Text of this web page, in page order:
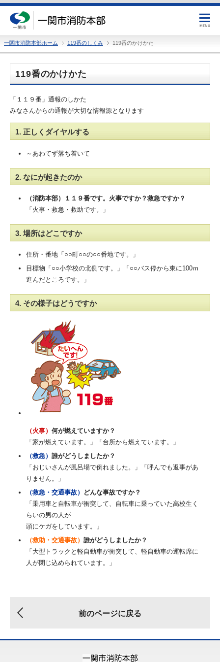
一関市消防本部ホーム 119番のしくみ 119番のかけかた
119番のかけかた
「１１９番」通報のしかた
みなさんからの通報が大切な情報源となります
1. 正しくダイヤルする
～あわてず落ち着いて
2. なにが起きたのか
（消防本部）１１９番です。火事ですか？救急ですか？
「火事・救急・救助です。」
3. 場所はどこですか
住所・番地「○○町○○の○○番地です。」
目標物「○○小学校の北側です。」「○○バス停から東に100ｍ
進んだところです。」
4. その様子はどうですか
（火事） 何が燃えていますか？
「家が燃えています。」「台所から燃えています。」
（救急） 誰がどうしましたか？
「おじいさんが風呂場で倒れました。」「呼んでも返事があ
りません。」
（救急・交通事故）
どんな事故ですか？
「乗用車と自転車が衝突して、自転車に乗っていた高校生く
らいの男の人が
頭にケガをしています。」
（救助・交通事故） 誰がどうしましたか？
「大型トラックと軽自動車が衝突して、軽自動車の運転席に
人が閉じ込められています。」
前のページに戻る